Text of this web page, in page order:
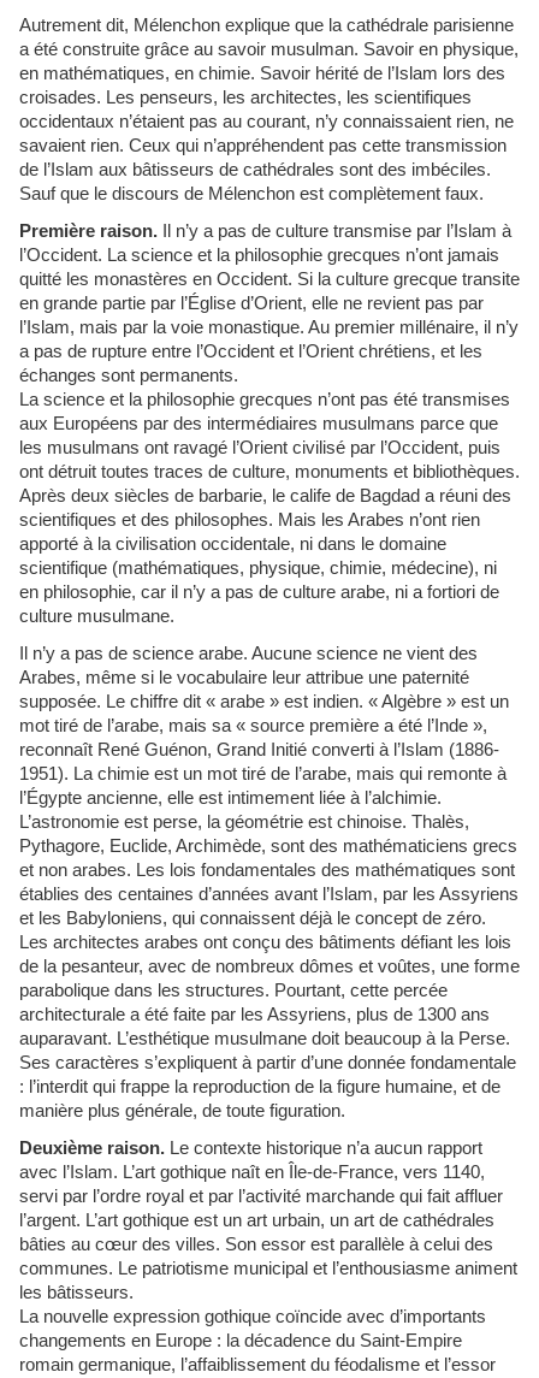
Autrement dit, Mélenchon explique que la cathédrale parisienne
a été construite grâce au savoir musulman. Savoir en physique,
en mathématiques, en chimie. Savoir hérité de l’Islam lors des
croisades. Les penseurs, les architectes, les scientifiques
occidentaux n’étaient pas au courant, n’y connaissaient rien, ne
savaient rien. Ceux qui n’appréhendent pas cette transmission
de l’Islam aux bâtisseurs de cathédrales sont des imbéciles.
Sauf que le discours de Mélenchon est complètement faux.
Première raison. Il n’y a pas de culture transmise par l’Islam à
l’Occident. La science et la philosophie grecques n’ont jamais
quitté les monastères en Occident. Si la culture grecque transite
en grande partie par l’Église d’Orient, elle ne revient pas par
l’Islam, mais par la voie monastique. Au premier millénaire, il n’y
a pas de rupture entre l’Occident et l’Orient chrétiens, et les
échanges sont permanents.
La science et la philosophie grecques n’ont pas été transmises
aux Européens par des intermédiaires musulmans parce que
les musulmans ont ravagé l’Orient civilisé par l’Occident, puis
ont détruit toutes traces de culture, monuments et bibliothèques.
Après deux siècles de barbarie, le calife de Bagdad a réuni des
scientifiques et des philosophes. Mais les Arabes n’ont rien
apporté à la civilisation occidentale, ni dans le domaine
scientifique (mathématiques, physique, chimie, médecine), ni
en philosophie, car il n’y a pas de culture arabe, ni a fortiori de
culture musulmane.
Il n’y a pas de science arabe. Aucune science ne vient des
Arabes, même si le vocabulaire leur attribue une paternité
supposée. Le chiffre dit « arabe » est indien. « Algèbre » est un
mot tiré de l’arabe, mais sa « source première a été l’Inde »,
reconnaît René Guénon, Grand Initié converti à l’Islam (1886-
1951). La chimie est un mot tiré de l’arabe, mais qui remonte à
l’Égypte ancienne, elle est intimement liée à l’alchimie.
L’astronomie est perse, la géométrie est chinoise. Thalès,
Pythagore, Euclide, Archimède, sont des mathématiciens grecs
et non arabes. Les lois fondamentales des mathématiques sont
établies des centaines d’années avant l’Islam, par les Assyriens
et les Babyloniens, qui connaissent déjà le concept de zéro.
Les architectes arabes ont conçu des bâtiments défiant les lois
de la pesanteur, avec de nombreux dômes et voûtes, une forme
parabolique dans les structures. Pourtant, cette percée
architecturale a été faite par les Assyriens, plus de 1300 ans
auparavant. L’esthétique musulmane doit beaucoup à la Perse.
Ses caractères s’expliquent à partir d’une donnée fondamentale
: l’interdit qui frappe la reproduction de la figure humaine, et de
manière plus générale, de toute figuration.
Deuxième raison. Le contexte historique n’a aucun rapport
avec l’Islam. L’art gothique naît en Île-de-France, vers 1140,
servi par l’ordre royal et par l’activité marchande qui fait affluer
l’argent. L’art gothique est un art urbain, un art de cathédrales
bâties au cœur des villes. Son essor est parallèle à celui des
communes. Le patriotisme municipal et l’enthousiasme animent
les bâtisseurs.
La nouvelle expression gothique coïncide avec d’importants
changements en Europe : la décadence du Saint-Empire
romain germanique, l’affaiblissement du féodalisme et l’essor